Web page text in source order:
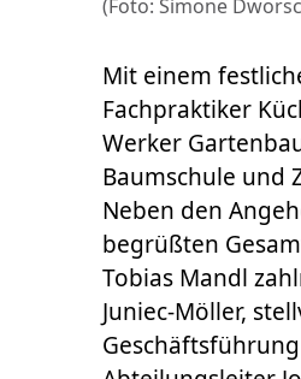
(Foto: Simone
Mit einem
Fachpraktiker
Werker
Baumschule und
Neben den
begrüßten
Tobias Mandl
Juniec-Möller,